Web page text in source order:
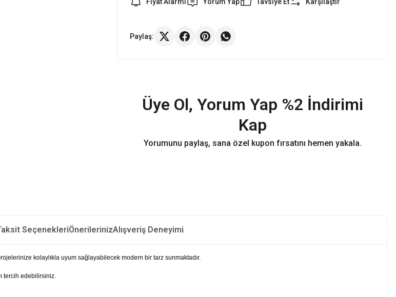
Paylaş:
Üye Ol, Yorum Yap %2 İndirimi
Kap
Yorumunu paylaş, sana özel kupon fırsatını hemen yakala.
SeçenekleriÖnerilerinizAlışveriş Deneyimi
kolaylıkla uyum sağlayabilecek modern bir tarz sunmaktadır.
tercih edebilirsiniz.